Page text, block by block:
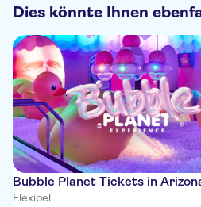
Dies könnte Ihnen
Bubble Planet Tickets in
Flexibel